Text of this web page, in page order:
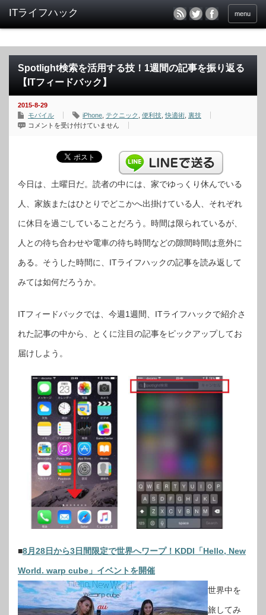
menu
Spotlight検索を活用する技！1週間の記事を振り返る
【ITフィードバック】
2015-8-29
モバイル
iPhone テクニック 便利技 ,快適術 裏技
Spotlight
技！
1
の
事
振
り
る
【IT
ィ
ー
ッ
ク】
コメントを受け付けていません
今日は、土曜日だ。読者の中には、家でゆっくり休んでいる
人、家族またはひとりでどこかへ出掛けている人、それぞれ
に休日を過ごしていることだろう。時間は限られているが、
人との待ち合わせや電車の待ち時間などの隙間時間は意外に
ある。そうした時間に、ITライフハックの記事を読み返して
みては如何だろうか。
ITフィードバックでは、今週1週間、ITライフハックで紹介さ
れた記事の中から、とくに注目の記事をピックアップしてお
届けしよう。
■8月28日から3日間限定で世界へワープ！KDDI「Hello, New
World. warp cube」イベントを開催
世界中を
旅してみ